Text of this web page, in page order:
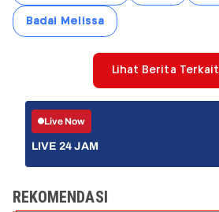
Badai Melissa
Lihat Berita Terkait
Live Now
LIVE 24 JAM